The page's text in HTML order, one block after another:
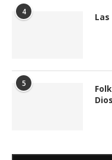
4
5
Dios